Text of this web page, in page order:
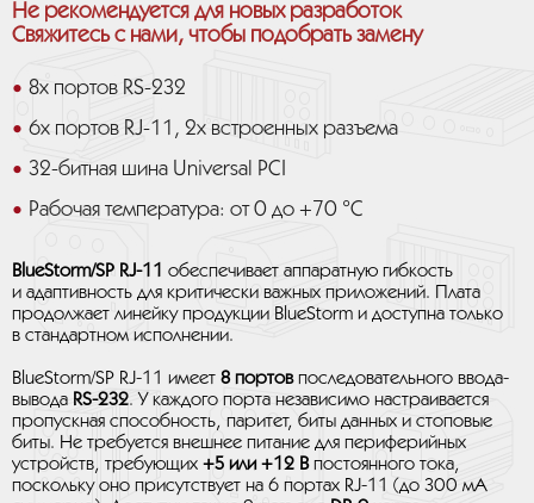
Не рекомендуется для новых разработок
Свяжитесь с нами, чтобы подобрать замену
8x портов RS-232
6x портов RJ-11, 2x встроенных разъема
32-битная шина Universal PCI
Рабочая температура: от 0 до +70 °C
BlueStorm/SP RJ-11 обеспечивает аппаратную гибкость
и адаптивность для критически важных приложений. Плата
продолжает линейку продукции BlueStorm и доступна только
в стандартном исполнении.
BlueStorm/SP RJ-11 имеет 8 портовпоследовательного ввода-
вывода RS-232. У каждого порта независимо настраивается
пропускная способность, паритет, биты данных и стоповые
биты. Не требуется внешнее питание для периферийных
устройств, требующих +5 или +12 Впостоянного тока,
поскольку оно присутствует на 6 портах RJ-11 (до 300 мА